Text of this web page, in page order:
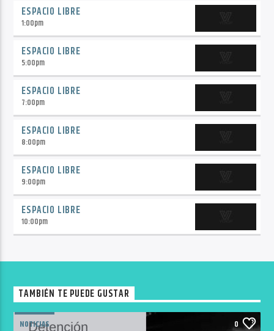
ESPACIO LIBRE
1:00pm
ESPACIO LIBRE
5:00pm
ESPACIO LIBRE
7:00pm
ESPACIO LIBRE
8:00pm
ESPACIO LIBRE
9:00pm
ESPACIO LIBRE
10:00pm
TAMBIÉN TE PUEDE GUSTAR
NOTICIAS 0